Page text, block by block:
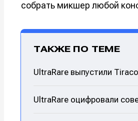
собрать микшер любой
ТАКЖЕ ПО ТЕМЕ
UltraRare выпустили
UltraRare оцифровали